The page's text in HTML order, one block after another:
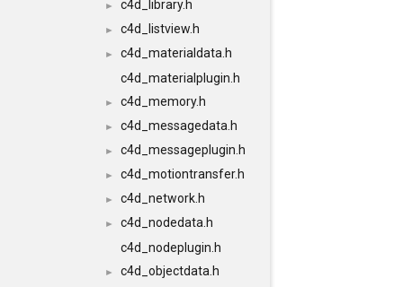
► c4d_library.h
► c4d_listview.h
►
c4d_materialdata.h
c4d_materialplugin.h
► c4d_memory.h
► c4d_messagedata.h
► c4d_messageplugin.h
► c4d_motiontransfer.h
► c4d_network.h
►
c4d_nodedata.h
c4d_nodeplugin.h
► c4d_objectdata.h